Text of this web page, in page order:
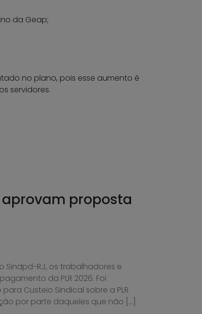
da Geap;
no plano, pois esse aumento é
servidores.
proposta
Sindpd-RJ, os trabalhadores e
da PLR 2026. Foi
Custeio Sindical sobre a PLR
por parte daqueles que não […]